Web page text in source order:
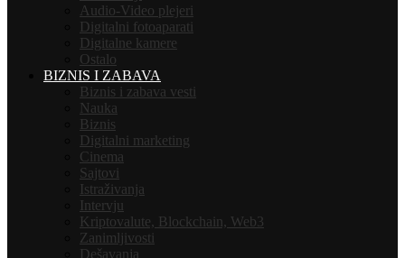
Audio-Video plejeri
Digitalni fotoaparati
Digitalne kamere
Ostalo
BIZNIS I ZABAVA
Biznis i zabava vesti
Nauka
Biznis
Digitalni marketing
Cinema
Sajtovi
Istraživanja
Intervju
Kriptovalute, Blockchain, Web3
Zanimljivosti
Dešavanja